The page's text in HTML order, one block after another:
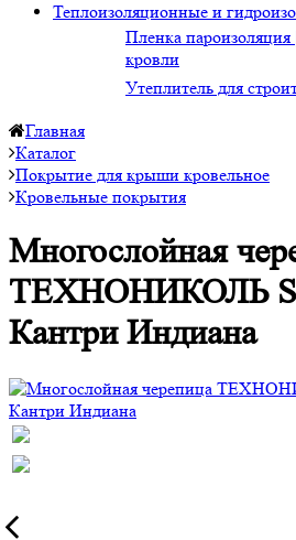
Теплоизоляционные и
Пленка пароизоляция
кровли
Утеплитель для
Главная
Каталог
Покрытие для крыши кровельное
Кровельные покрытия
Многослойная
ТЕХНОНИКОЛЬ
Кантри Индиана